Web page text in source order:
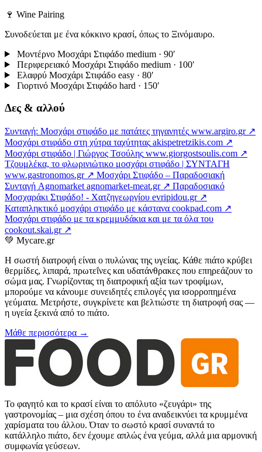
🍷 Wine Pairing
Συνοδεύεται με ένα κόκκινο κρασί, όπως το Ξινόμαυρο.
Μοντέρνο Μοσχάρι Στιφάδο medium · 90′
Περιφερειακό Μοσχάρι Στιφάδο medium · 100′
Ελαφρύ Μοσχάρι Στιφάδο easy · 80′
Γιορτινό Μοσχάρι Στιφάδο hard · 150′
Δες & αλλού
Συνταγή: Μοσχάρι στιφάδο με πατάτες τηγανητές www.argiro.gr ↗
Μοσχάρι στιφάδο στη χύτρα ταχύτητας akispetretzikis.com ↗
Μοσχάρι στιφάδο | Γιώργος Τσούλης www.giorgostsoulis.com ↗
Τζουμλέκα, το φλωρινιώτικο μοσχάρι στιφάδο | ΣΥΝΤΑΓΗ
www.gastronomos.gr ↗ Μοσχάρι Στιφάδο – Παραδοσιακή
Συνταγή Agnomarket agnomarket-meat.gr ↗ Παραδοσιακό
Μοσχαράκι Στιφάδο! - Χατζηγεωργίου evripidou.gr ↗
Καταπληκτικό μοσχάρι στιφάδο με κάστανα cookpad.com ↗
Μοσχάρι στιφάδο με τα κρεμμυδάκια και με τα όλα του
cookout.skai.gr ↗
💚 Mycare.gr
Η σωστή διατροφή είναι ο πυλώνας της υγείας. Κάθε πιάτο κρύβει
θερμίδες, λιπαρά, πρωτεΐνες και υδατάνθρακες που επηρεάζουν το
σώμα μας. Γνωρίζοντας τη διατροφική αξία των τροφίμων,
μπορούμε να κάνουμε συνειδητές επιλογές για ισορροπημένα
γεύματα. Μετρήστε, συγκρίνετε και βελτιώστε τη διατροφή σας —
η υγεία ξεκινά από το πιάτο.
Μάθε περισσότερα →
Το φαγητό και το κρασί είναι το απόλυτο «ζευγάρι» της
γαστρονομίας – μια σχέση όπου το ένα αναδεικνύει τα κρυμμένα
χαρίσματα του άλλου. Όταν το σωστό κρασί συναντά το
κατάλληλο πιάτο, δεν έχουμε απλώς ένα γεύμα, αλλά μια αρμονική
συμφωνία γεύσεων.